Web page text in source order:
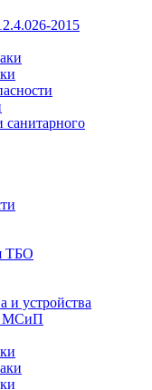
2015
санитарного
ТБО
и устройства
МСиП